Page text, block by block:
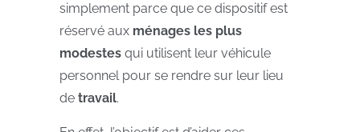
simplement parce que ce dispositif est
réservé aux ménages les plus
modestes qui utilisent leur véhicule
personnel pour se rendre sur leur lieu
de travail.